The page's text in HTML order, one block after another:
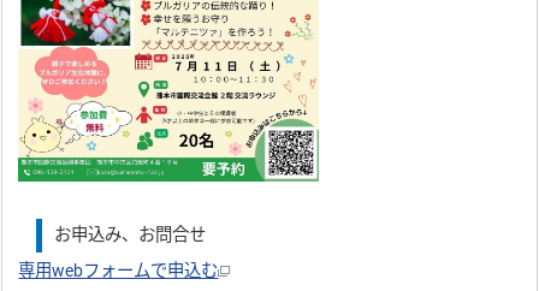
お申込み、お問合せ
専用webフォームで申込む